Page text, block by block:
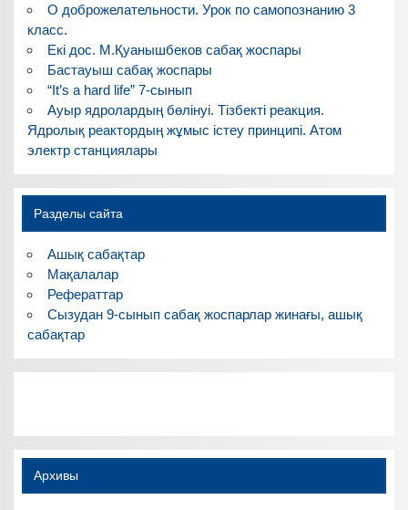
О доброжелательности. Урок по самопознанию 3
класс.
Екі дос. М.Қуанышбеков сабақ жоспары
Бастауыш сабақ жоспары
“It’s a hard life” 7-сынып
Ауыр ядролардың бөлінуі. Тізбекті реакция.
Ядролық реактордың жұмыс істеу принципі. Атом
электр станциялары
Разделы сайта
Ашық сабақтар
Мақалалар
Рефераттар
Сызудан 9-сынып сабақ жоспарлар жинағы, ашық
сабақтар
Архивы